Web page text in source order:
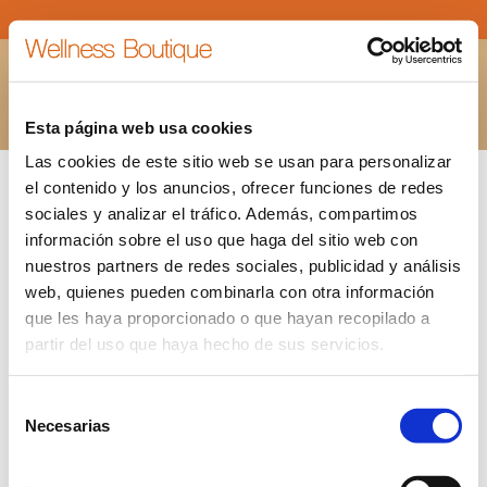
Esta página web usa cookies
Las cookies de este sitio web se usan para personalizar
el contenido y los anuncios, ofrecer funciones de redes
sociales y analizar el tráfico. Además, compartimos
información sobre el uso que haga del sitio web con
nuestros partners de redes sociales, publicidad y análisis
web, quienes pueden combinarla con otra información
que les haya proporcionado o que hayan recopilado a
partir del uso que haya hecho de sus servicios.
Necesarias
ARTURO